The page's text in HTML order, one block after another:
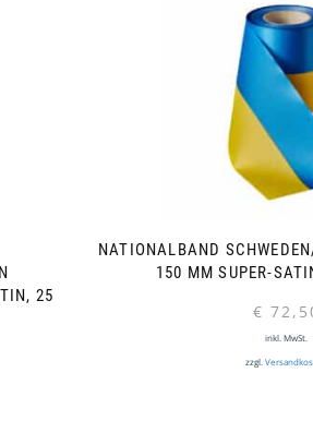
25 M
NATIONALBAND
150 MM SUPER-
€
inkl. MwSt.
zzgl.